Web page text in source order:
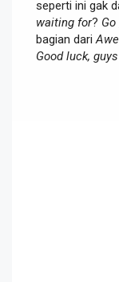
seperti ini gak
waiting for?
bagian dari
Good luck, guys